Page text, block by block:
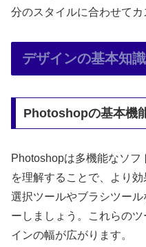
分のスタイルに合わせてカ
デザインの基本知識
Photoshopの基本機
Photoshopは多機能なソ
を理解することで、より
選択ツールやブラシツー
ーしましょう。これらの
インの幅が広がります。